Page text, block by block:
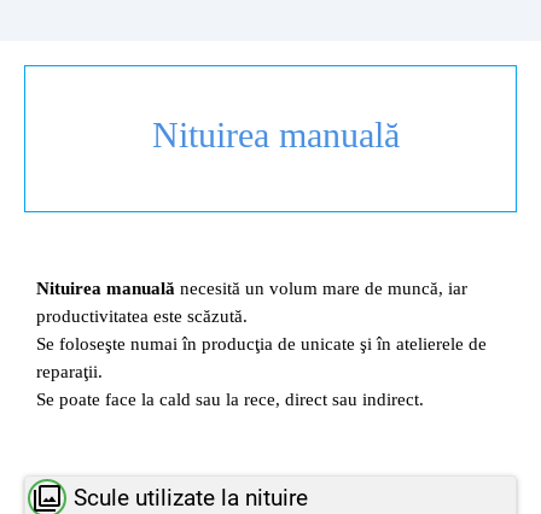
Nituirea manuală
Nituirea manuală necesită un volum mare de muncă, iar
productivitatea este scăzută.
Se foloseşte numai în producţia de unicate şi în atelierele de
reparaţii.
Se poate face la cald sau la rece, direct sau indirect.
Scule utilizate la nituire